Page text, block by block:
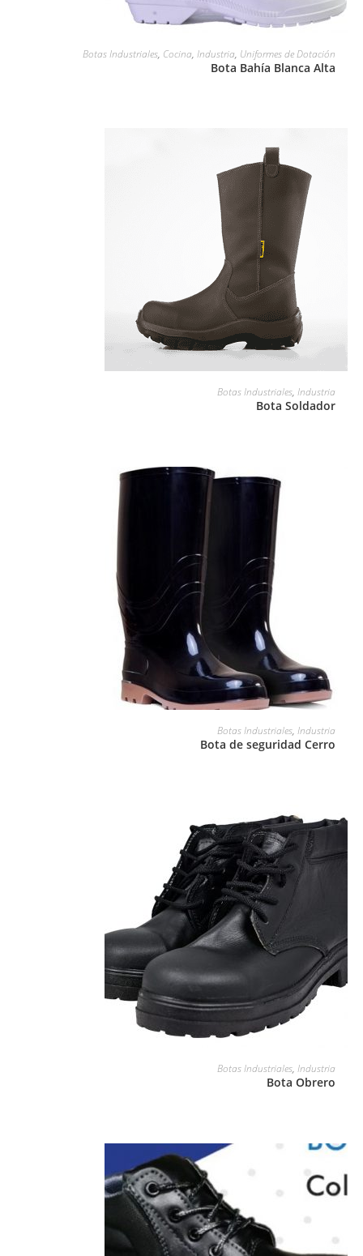
LEER MÁS
Botas Industriales, Cocina,Industria, Uniformes de Dotación
Bota Bahía Blanca Alta
Botas Industriales,Industria
Bota Soldador
Botas Industriales,Industria
Bota de seguridad Cerro
Botas Industriales,Industria
Bota Obrero